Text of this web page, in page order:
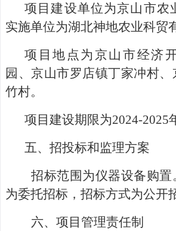
项目建设单位为京山市农
实施单位为湖北神地农业科贸
项目地点为京山市经济
园、京山市罗店镇丁家冲村
竹村。
项目建设期限为2024-2025
五、招投标和监理方案
招标范围为仪器设备购置
为委托招标 ， 招标方式为公开
六、 项目管理责任制